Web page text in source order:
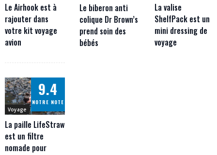
Le Airhook est à
rajouter dans
votre kit voyage
avion
Le biberon anti
colique Dr Brown’s
prend soin des
bébés
La valise
ShelfPack est un
mini dressing de
voyage
9.4
NOTRE NOTE
Voyage
La paille LifeStraw
est un filtre
nomade pour